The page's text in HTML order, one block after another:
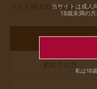
ャスト同士の絡みはありま
初めての方
当サイトは成人
18歳未満の
私は18